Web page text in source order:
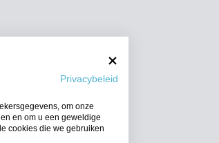
Privacybeleid
om onze
en om u een geweldige
cookies die we gebruiken